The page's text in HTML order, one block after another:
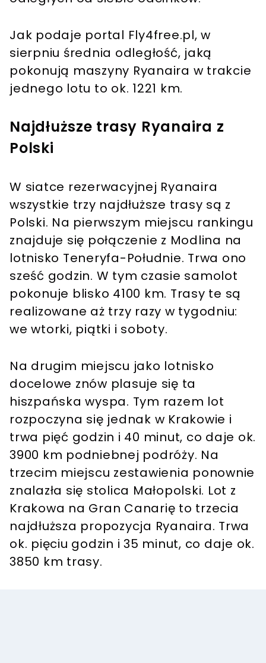
Jak podaje portal Fly4free.pl, w
sierpniu średnia odległość, jaką
pokonują maszyny Ryanaira w trakcie
jednego lotu to ok. 1221 km.
Najdłuższe trasy Ryanaira z
Polski
W siatce rezerwacyjnej Ryanaira
wszystkie trzy najdłuższe trasy są z
Polski. Na pierwszym miejscu rankingu
znajduje się połączenie z Modlina na
lotnisko Teneryfa-Południe. Trwa ono
sześć godzin. W tym czasie samolot
pokonuje blisko 4100 km. Trasy te są
realizowane aż trzy razy w tygodniu:
we wtorki, piątki i soboty.
Na drugim miejscu jako lotnisko
docelowe znów plasuje się ta
hiszpańska wyspa. Tym razem lot
rozpoczyna się jednak w Krakowie i
trwa pięć godzin i 40 minut, co daje ok.
3900 km podniebnej podróży. Na
trzecim miejscu zestawienia ponownie
znalazła się stolica Małopolski. Lot z
Krakowa na Gran Canarię to trzecia
najdłuższa propozycja Ryanaira. Trwa
ok. pięciu godzin i 35 minut, co daje ok.
3850 km trasy.